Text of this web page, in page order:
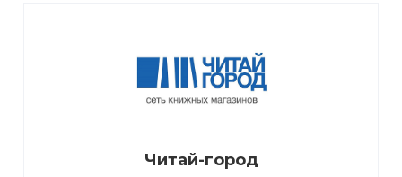
Читай-город